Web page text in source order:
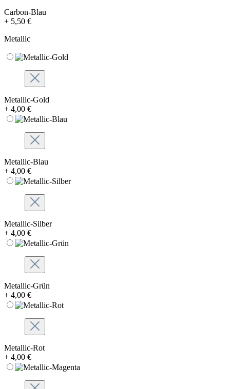
Carbon-Blau
+ 5,50 €
Metallic
Metallic-Gold
+ 4,00 €
Metallic-Blau
+ 4,00 €
Metallic-Silber
+ 4,00 €
Metallic-Grün
+ 4,00 €
Metallic-Rot
+ 4,00 €